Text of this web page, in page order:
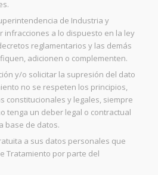
de Industria y
infracciones a lo dispuesto en la ley
reglamentarios y las demás
adicionen o complementen.
y/o solicitar la supresión del dato
no se respeten los principios,
constitucionales y legales, siempre
tenga un deber legal o contractual
base de datos.
a sus datos personales que
Tratamiento por parte del